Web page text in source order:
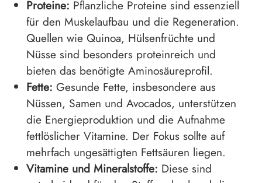
Proteine: Pflanzliche Proteine sind essenziell
für den Muskelaufbau und die Regeneration.
Quellen wie Quinoa, Hülsenfrüchte und
Nüsse sind besonders proteinreich und
bieten das benötigte Aminosäureprofil.
Fette: Gesunde Fette, insbesondere aus
Nüssen, Samen und Avocados, unterstützen
die Energieproduktion und die Aufnahme
fettlöslicher Vitamine. Der Fokus sollte auf
mehrfach ungesättigten Fettsäuren liegen.
Vitamine und Mineralstoffe: Diese sind